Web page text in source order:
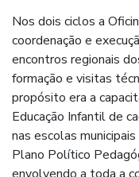
Nos dois ciclos a
coordenação e
encontros regionais
formação e visitas
propósito era a
Educação Infantil de
nas escolas
Plano Político